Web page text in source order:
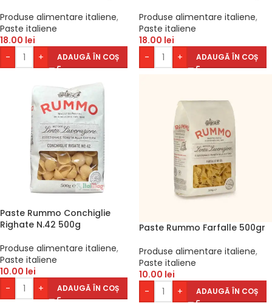
Produse alimentare italiene,
Paste italiene
18.00 lei
-
+ ADAUGĂ ÎN COȘ
Produse alimentare italiene,
Paste italiene
18.00 lei
-
+ ADAUGĂ ÎN COȘ
Paste Rummo Conchiglie
Righate N.42 500g
Produse alimentare italiene,
Paste italiene
10.00 lei
-
+ ADAUGĂ ÎN COȘ
Paste Rummo Farfalle 500gr
Produse alimentare italiene,
Paste italiene
10.00 lei
-
+ ADAUGĂ ÎN COȘ